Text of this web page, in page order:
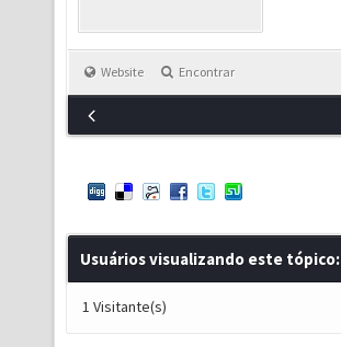
Website Encontrar
Usuários visualizando este tópico:
1 Visitante(s)